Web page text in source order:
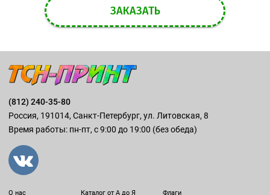
ЗАКАЗАТЬ
(812) 240-35-80
Россия, 191014, Санкт-Петербург, ул. Литовская, 8
Время работы: пн-пт, с 9:00 до 19:00 (без обеда)
О нас Каталог от А до Я Флаги